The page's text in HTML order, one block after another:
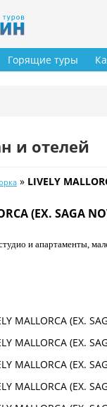
Горящие туры
и отелей
» LIVELY
(EX. SAGA
и апартаменты,